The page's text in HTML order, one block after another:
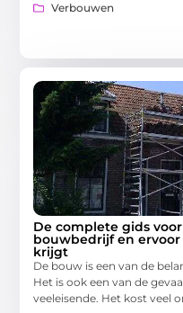
Verbouwen
De complete gids
bouwbedrijf en
krijgt
De bouw is een van de
Het is ook een van de
veeleisende. Het kost veel